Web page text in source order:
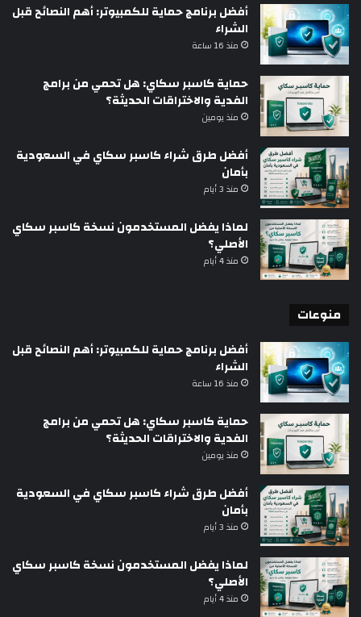
أفضل برنامج حماية للكمبيوتر: أهم النصائح قبل
الشراء
منذ 16 ساعة
حماية كاسبر سكاي: هل تحمي من برامج
الفدية والاختراقات الحديثة؟
منذ يومين
أفضل طرق شراء كاسبر سكاي في السعودية
بأمان
منذ 3 أيام
لماذا يفضل المستخدمون نسخة كاسبر سكاي
الأصلي؟
منذ 4 أيام
منوعات
أفضل برنامج حماية للكمبيوتر: أهم النصائح قبل
الشراء
منذ 16 ساعة
حماية كاسبر سكاي: هل تحمي من برامج
الفدية والاختراقات الحديثة؟
منذ يومين
أفضل طرق شراء كاسبر سكاي في السعودية
بأمان
منذ 3 أيام
لماذا يفضل المستخدمون نسخة كاسبر سكاي
الأصلي؟
منذ 4 أيام